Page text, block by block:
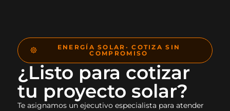
ENERGÍA SOLAR· COTIZA SIN
COMPROMISO
¿Listo para cotizar
tu proyecto solar?
Te asignamos un ejecutivo especialista para atender